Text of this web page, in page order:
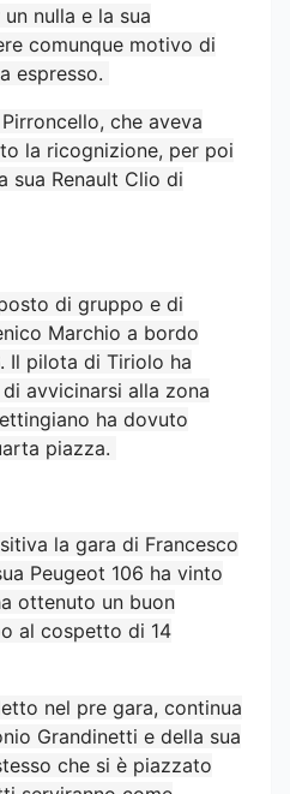
nulla e la sua
comunque motivo di
espresso.
che aveva
la ricognizione, per poi
sua Renault Clio di
di gruppo e di
Marchio a bordo
Il pilota di Tiriolo ha
avvicinarsi alla zona
ha dovuto
piazza.
la gara di Francesco
Peugeot 106 ha vinto
ottenuto un buon
al cospetto di 14
nel pre gara, continua
Grandinetti e della sua
che si è piazzato